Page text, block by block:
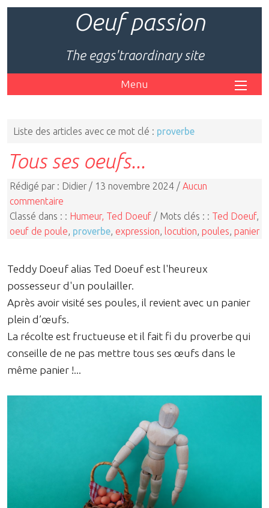
Oeuf passion
The eggs'traordinary site
Menu
Liste des articles avec ce mot clé : proverbe
Tous ses oeufs...
Rédigé par : Didier / 13 novembre 2024 / Aucun
commentaire
Classé dans : : Humeur, Ted Doeuf / Mots clés : : Ted Doeuf,
oeuf de poule proverbe expression locution poules panier
Teddy Doeuf alias Ted Doeuf est l'heureux
possesseur d'un poulailler.
Après avoir visité ses poules, il revient avec un panier
plein d’œufs.
La récolte est fructueuse et il fait fi du proverbe qui
conseille de ne pas mettre tous ses œufs dans le
même panier !...